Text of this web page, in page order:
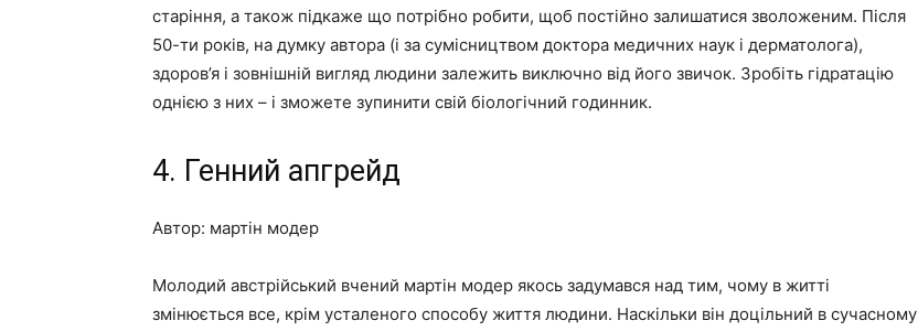
старіння, а також підкаже що потрібно робити, щоб постійно залишатися зволоженим. Після
50-ти років, на думку автора (і за сумісництвом доктора медичних наук і дерматолога),
здоров’я і зовнішній вигляд людини залежить виключно від його звичок. Зробіть гідратацію
однією з них – і зможете зупинити свій біологічний годинник.
4. Генний апгрейд
Автор: мартін модер
Молодий австрійський вчений мартін модер якось задумався над тим, чому в житті
змінюється все, крім усталеного способу життя людини. Наскільки він доцільний в сучасному